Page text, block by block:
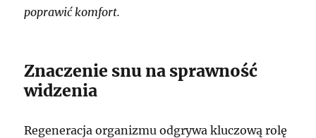
poprawić komfort.
Znaczenie snu na sprawność
widzenia
Regeneracja organizmu odgrywa kluczową rolę